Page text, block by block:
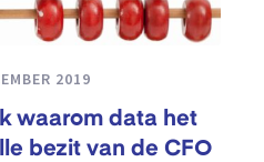
2019
waarom data het
bezit van de CFO